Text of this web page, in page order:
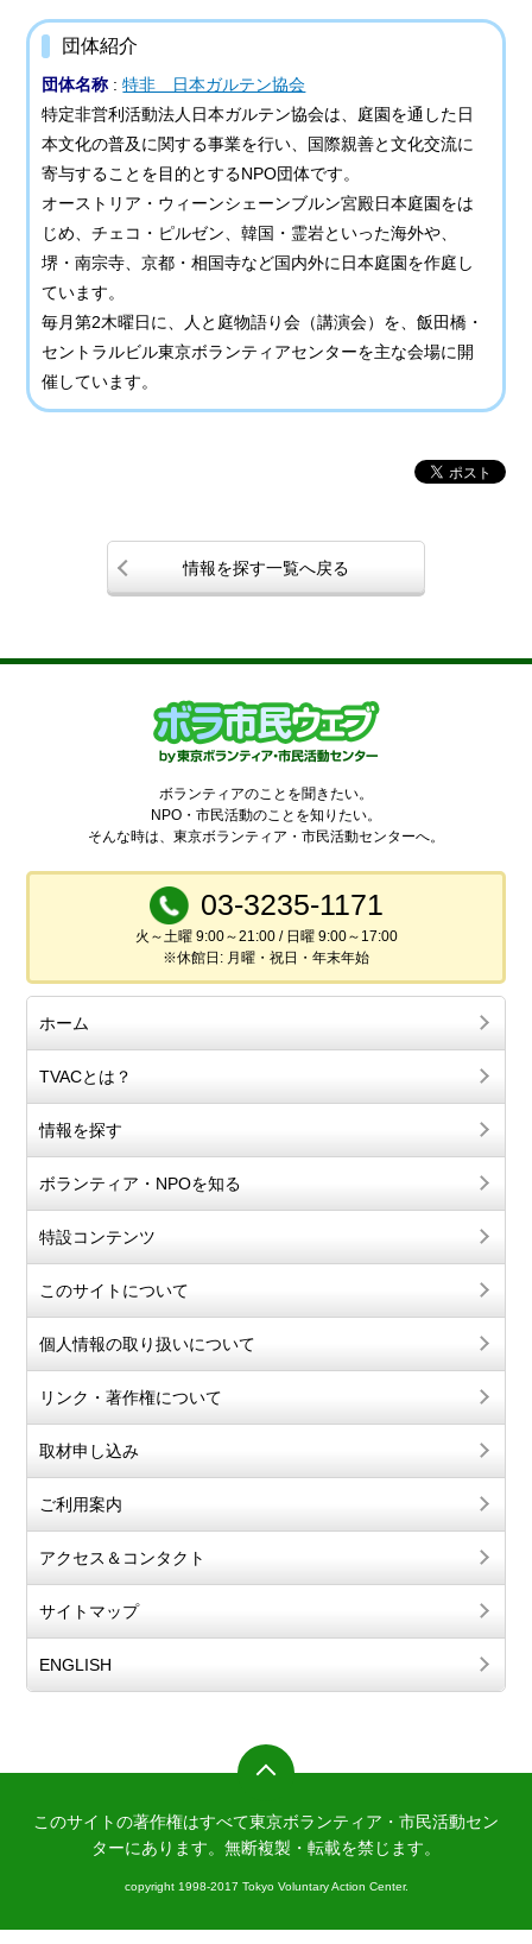
団体紹介
団体名称 :特非 日本ガルテン協会
特定非営利活動法人日本ガルテン協会は、庭園を通した日
本文化の普及に関する事業を行い、国際親善と文化交流に
寄与することを目的とするNPO団体です。
オーストリア・ウィーンシェーンブルン宮殿日本庭園をは
じめ、チェコ・ピルゼン、韓国・霊岩といった海外や、
堺・南宗寺、京都・相国寺など国内外に日本庭園を作庭し
ています。
毎月第2木曜日に、人と庭物語り会（講演会）を、飯田橋・
セントラルビル東京ボランティアセンターを主な会場に開
催しています。
情報を探す一覧へ戻る
ボランティアのことを聞きたい。
NPO・市民活動のことを知りたい。
そんな時は、東京ボランティア・市民活動センターへ。
03-3235-1171
火～土曜 9:00～21:00 / 日曜 9:00～17:00
※休館日: 月曜・祝日・年末年始
ホーム
TVACとは？
情報を探す
ボランティア・NPOを知る
特設コンテンツ
このサイトについて
個人情報の取り扱いについて
リンク・著作権について
取材申し込み
ご利用案内
アクセス＆コンタクト
サイトマップ
ENGLISH
このサイトの著作権はすべて東京ボランティア・市民活動セン
ターにあります。 無断複製・転載を禁じます。
copyright 1998-2017 Tokyo Voluntary Action Center.